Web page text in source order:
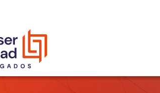
INTERNATIONAL NETWORK
PRÊMIOS
NOSSA EQUIPE